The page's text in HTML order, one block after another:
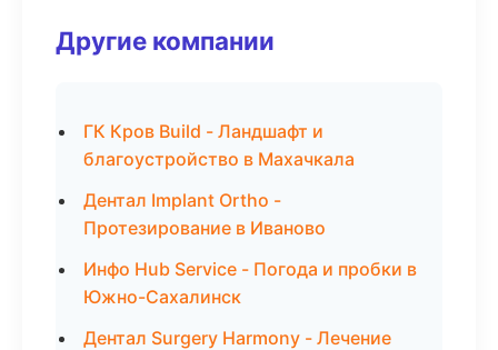
Другие компании
ГК Кров Build - Ландшафт и
благоустройство в Махачкала
Дентал Implant Ortho -
Протезирование в Иваново
Инфо Hub Service - Погода и пробки в
Южно-Сахалинск
Дентал Surgery Harmony - Лечение